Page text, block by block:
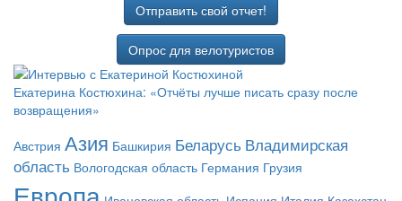
Отправить свой отчет!
Опрос для велотуристов
Екатерина Костюхина: «Отчёты лучше писать сразу после
возвращения»
Австрия Азия Башкирия Беларусь Владимирская
область Вологодская область Германия Грузия